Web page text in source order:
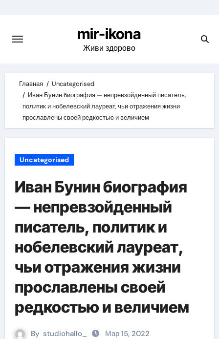
content
mir-ikona
Живи здорово
Главная
Uncategorised
Иван Бунин биография — непревзойденный писатель,
политик и нобелевский лауреат, чьи отражения жизни
прославлены своей редкостью и величием
Uncategorised
Иван Бунин биография
— непревзойденный
писатель, политик и
нобелевский лауреат,
чьи отражения жизни
прославлены своей
редкостью и величием
By studiohallo_ Мар 15, 2022